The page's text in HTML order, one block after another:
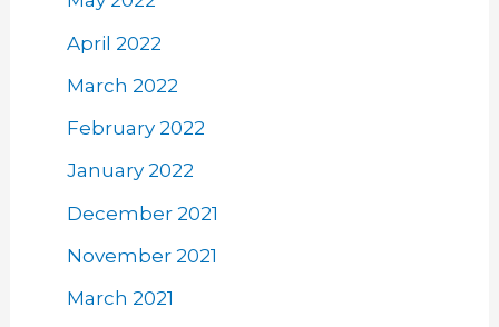
April 2022
March 2022
February 2022
January 2022
December 2021
November 2021
March 2021